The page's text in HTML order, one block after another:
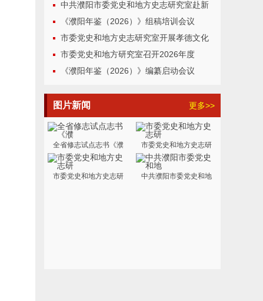
中共濮阳市委党史和地方史志研究室赴新
《濮阳年鉴（2026）》组稿培训会议
市委党史和地方史志研究室开展孝德文化
市委党史和地方研究室召开2026年度
《濮阳年鉴（2026）》编纂启动会议
图片新闻 更多>>
全省修志试点志书《濮 市委党史和地方史志研
市委党史和地方史志研 中共濮阳市委党史和地